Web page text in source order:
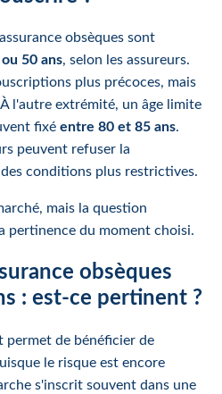
obsèques sont
50 ans, selon les assureurs.
plus précoces, mais
l'autre extrémité, un âge limite
fixé entre 80 et 85 ans.
peuvent refuser la
conditions plus restrictives.
mais la question
pertinence du moment choisi.
obsèques
: est-ce pertinent ?
de bénéficier de
le risque est encore
s'inscrit souvent dans une